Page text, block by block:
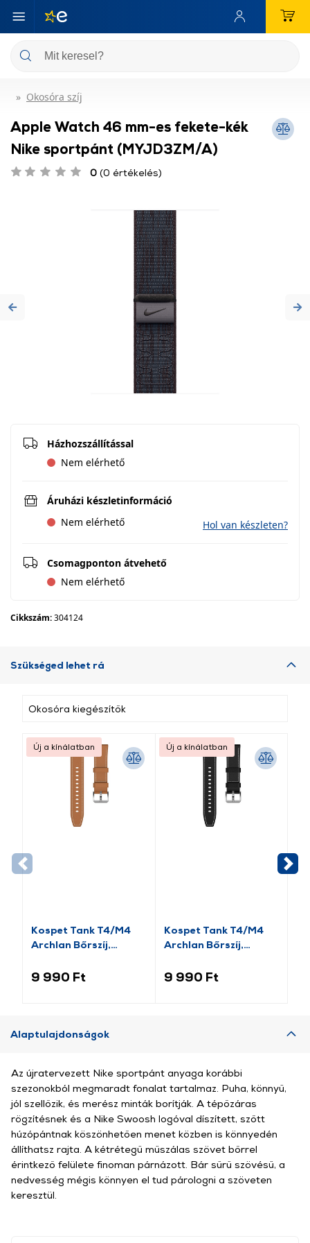
Okosóra szíj
Apple Watch 46 mm-es fekete-kék
Nike sportpánt (MYJD3ZM/A)
0 (0 értékelés)
Previous
Házhozszállítással
Nem elérhető
Áruházi készletinformáció
Nem elérhető
Hol van készleten?
Csomagponton átvehető
Nem elérhető
Cikkszám:304124
Szükséged lehet rá
Okosóra kiegészítők
Kospet Tank T4/M4
Archlan Bőrszíj,
9 990 Ft
Új a kínálatban
Kospet Tank T4/M4
Archlan Bőrszíj,
9 990 Ft
Új a kínálatban
Alaptulajdonságok
Az újratervezett Nike sportpánt anyaga korábbi
szezonokból megmaradt fonalat tartalmaz. Puha, könnyű,
jól szellőzik, és merész minták borítják. A tépőzáras
rögzítésnek és a Nike Swoosh logóval díszített, szőtt
húzópántnak köszönhetően menet közben is könnyedén
állíthatsz rajta. A kétrétegű műszálas szövet bőrrel
érintkező felülete finoman párnázott. Bár sűrű szövésű, a
nedvesség mégis könnyen el tud párologni a szöveten
keresztül.